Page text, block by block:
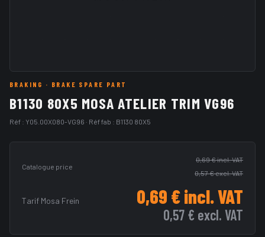
BRAKING · BRAKE SPARE PART
B1130 80X5 MOSA ATELIER TRIM VG96
Réf : Y05.00X080-VG96 · Réf fab : B1130 80X5
Catalogue price
0,69 €incl. VAT
0,57 €excl. VAT
Tarif Mosa Frein 0,69 €incl. VAT
0,57 € excl. VAT